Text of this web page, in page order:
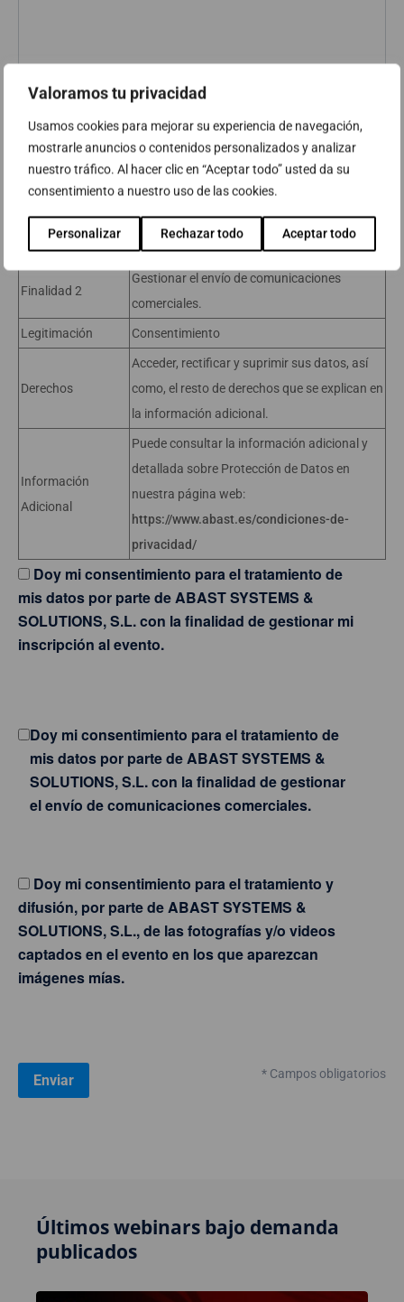
Valoramos tu privacidad
Usamos cookies para mejorar su experiencia de navegación,
mostrarle anuncios o contenidos personalizados y analizar
nuestro tráfico. Al hacer clic en “Aceptar todo” usted da su
consentimiento a nuestro uso de las cookies.
Personalizar Rechazar todo Aceptar todo
Información básica sobre protección de datos
Responsable ABAST SYSTEMS & SOLUTIONS, S.L.
Finalidad 1 Gestionar su inscripción al evento.
Finalidad 2
Gestionar el envío de comunicaciones
comerciales.
Legitimación Consentimiento
Derechos
Acceder, rectificar y suprimir sus datos, así
como, el resto de derechos que se explican en
la información adicional.
Información
Adicional
Puede consultar la información adicional y
detallada sobre Protección de Datos en
nuestra página web:
https://www.abast.es/condiciones-de-
privacidad/
Doy mi consentimiento para el tratamiento de
mis datos por parte de ABAST SYSTEMS &
SOLUTIONS, S.L. con la finalidad de gestionar mi
inscripción al evento.
Doy mi consentimiento para el tratamiento de
mis datos por parte de ABAST SYSTEMS &
SOLUTIONS, S.L. con la finalidad de gestionar
el envío de comunicaciones comerciales.
Doy mi consentimiento para el tratamiento y
difusión, por parte de ABAST SYSTEMS &
SOLUTIONS, S.L., de las fotografías y/o videos
captados en el evento en los que aparezcan
imágenes mías.
* Campos obligatorios
Últimos webinars bajo demanda
publicados